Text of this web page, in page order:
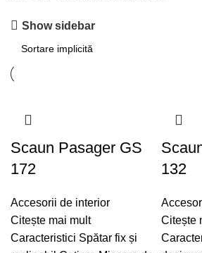
Show sidebar
Scaun Pasager GS
172
Accesorii de interior
Citește mai mult
Caracteristici Spătar fix și
132
Citește